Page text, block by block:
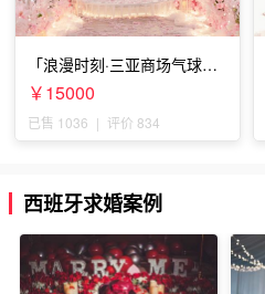
「浪漫时刻·三亚商场气球雨
惊喜求婚」
￥15000
已售 1036 | 评价 834
西班牙求婚案例